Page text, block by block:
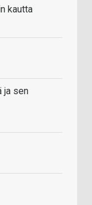
kautta
ja sen